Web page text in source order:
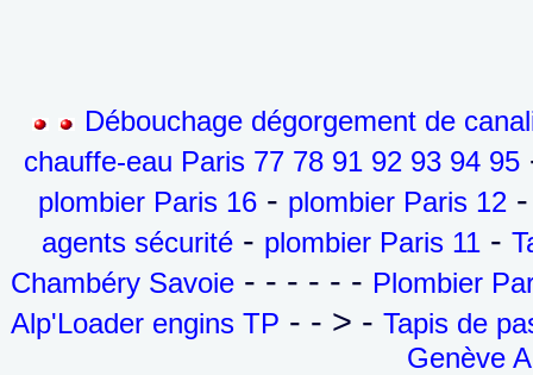
Débouchage dégorgement de
chauffe-eau Paris 77 78 91 92 93 94 95
plombier Paris 16 - plombier Paris 12
agents sécurité - plombier Paris 11 -
Chambéry Savoie - - - - - - Plombier
Alp'Loader engins TP - - > - Tapis de
Genève